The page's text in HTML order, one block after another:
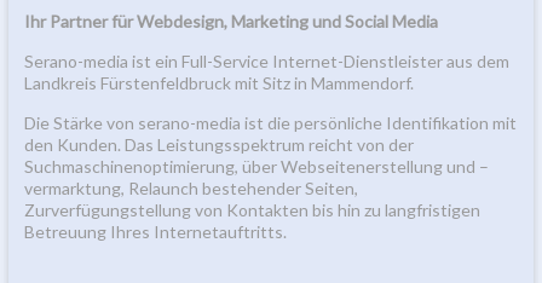
Ihr Partner für Webdesign, Marketing und Social Media
Serano-media ist ein Full-Service Internet-Dienstleister aus dem
Landkreis Fürstenfeldbruck mit Sitz in Mammendorf.
Die Stärke von serano-media ist die persönliche Identifikation mit
den Kunden. Das Leistungsspektrum reicht von der
Suchmaschinenoptimierung, über Webseitenerstellung und –
vermarktung, Relaunch bestehender Seiten,
Zurverfügungstellung von Kontakten bis hin zu langfristigen
Betreuung Ihres Internetauftritts.